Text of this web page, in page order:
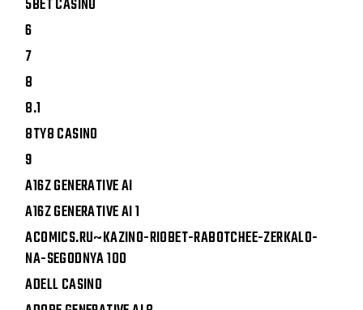
5BET CASINO
6
7
8
8.1
8TY8 CASINO
9
A16Z GENERATIVE AI
A16Z GENERATIVE AI 1
ACOMICS.RU~KAZINO-RIOBET-RABOTCHEE-ZERKALO-
NA-SEGODNYA 100
ADELL CASINO